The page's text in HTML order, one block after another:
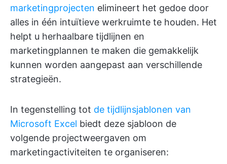
marketingprojecten elimineert het gedoe door
alles in één intuïtieve werkruimte te houden. Het
helpt u herhaalbare tijdlijnen en
marketingplannen te maken die gemakkelijk
kunnen worden aangepast aan verschillende
strategieën.
In tegenstelling tot de tijdlijnsjablonen van
Microsoft Excel biedt deze sjabloon de
volgende projectweergaven om
marketingactiviteiten te organiseren: